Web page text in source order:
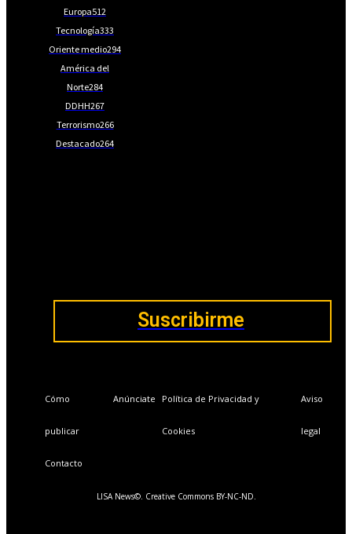
Europa512
Tecnología333
Oriente medio294
América del
Norte284
DDHH267
Terrorismo266
Destacado264
Suscribirme
Cómo
publicar
Anúnciate Política de Privacidad y
Cookies
Aviso
legal
Contacto
LISA News©. Creative Commons BY-NC-ND.